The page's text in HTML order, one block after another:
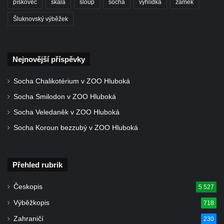
Hrobová kaple na hřbitově v Rychnově u
Jablonce nad Nisou
Márnice/hřbitovní kaple na hřbitově v
Rychnově u Jablonce nad Nisou
Výklenková kaple naproti domu čp. 34 v
Krásné u Pěnčína
Kostel svatého Josefa v Krásné u Pěnčína
pískovec skála sloup socha vyhlídka zámek
Šluknovský výběžek
Nejnovější příspěvky
Socha Chalikotérium v ZOO Hluboká
Socha Smilodon v ZOO Hluboká
Socha Veledaněk v ZOO Hluboká
Socha Koroun bezzubý v ZOO Hluboká
Přehled rubrik
Českopis 5 527
Výběžkopis 718
Zahraničí 230